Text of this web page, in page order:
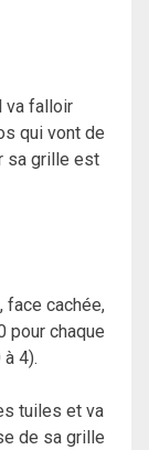
va falloir
qui vont de
sa grille est
face cachée,
pour chaque
4).
tuiles et va
de sa grille